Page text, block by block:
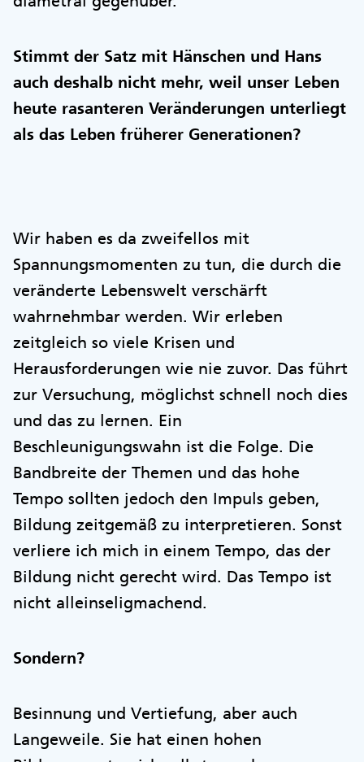
Stimmt der Satz mit Hänschen und Hans
auch deshalb nicht mehr, weil unser Leben
heute rasanteren Veränderungen unterliegt
als das Leben früherer Generationen?
Wir haben es da zweifellos mit
Spannungsmomenten zu tun, die durch die
veränderte Lebenswelt verschärft
wahrnehmbar werden. Wir erleben
zeitgleich so viele Krisen und
Herausforderungen wie nie zuvor. Das führt
zur Versuchung, möglichst schnell noch dies
und das zu lernen. Ein
Beschleunigungswahn ist die Folge. Die
Bandbreite der Themen und das hohe
Tempo sollten jedoch den Impuls geben,
Bildung zeitgemäß zu interpretieren. Sonst
verliere ich mich in einem Tempo, das der
Bildung nicht gerecht wird. Das Tempo ist
nicht alleinseligmachend.
Sondern?
Besinnung und Vertiefung, aber auch
Langeweile. Sie hat einen hohen